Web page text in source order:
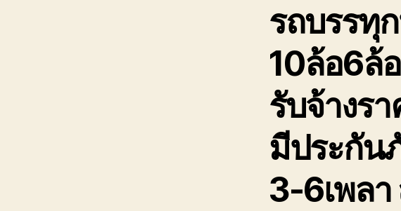
รถบรรทุ
10ล้อ6ล้
รับจ้างร
มีประกัน
3-6เพล